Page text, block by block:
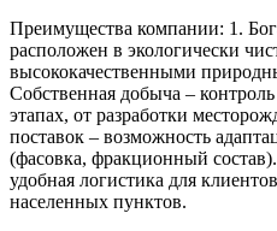
Преимущества компании: 1.
расположен в экологически
высококачественными
Собственная добыча –
этапах, от разработки
поставок – возможность
(фасовка, фракционный состав).
удобная логистика для
населенных пунктов.